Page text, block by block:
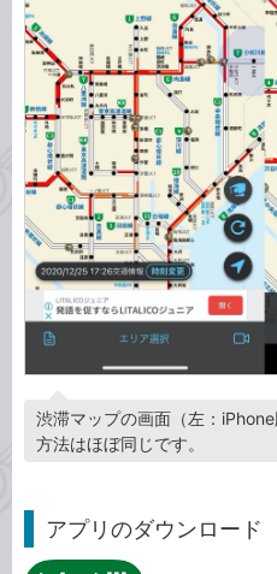
渋滞マップの画面（左：
方法はほぼ同じです。
アプリのダウンロード